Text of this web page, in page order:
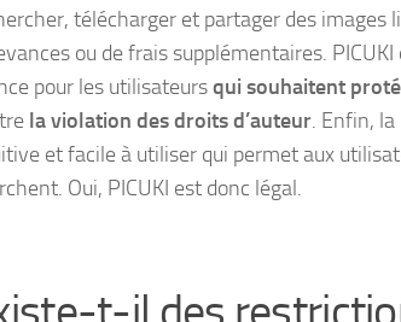
télécharger et partager des images
ou de frais supplémentaires.
pour les utilisateursqui souhaitent
la violation des droits d’auteur. Enfin,
et facile à utiliser qui permet aux
Oui, PICUKI est donc légal.